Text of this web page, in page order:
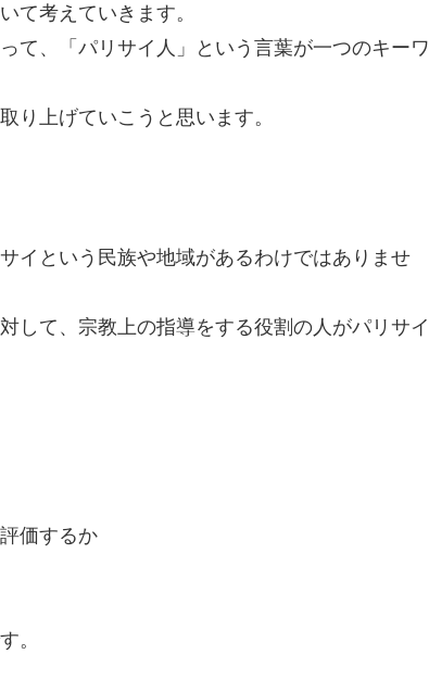
て考えていきます。
て、「パリサイ人」という言葉が一つのキーワ
上げていこうと思います。
イという民族や地域があるわけではありませ
して、宗教上の指導をする役割の人がパリサイ
価するか
。